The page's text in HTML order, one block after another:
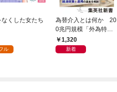
なくした女たち
ル
為替介入とは何か 20
0兆円規模「外為特
会」が生まれた謎
1,320
新着